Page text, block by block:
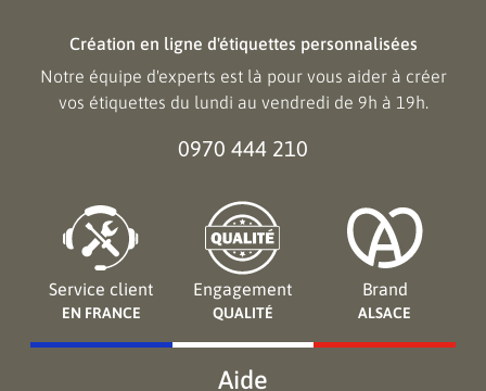
Création en ligne d'étiquettes personnalisées
Notre équipe d'experts est là pour vous aider à créer
vos étiquettes du lundi au vendredi de 9h à 19h.
0970 444 210
Service client
EN FRANCE
Engagement
QUALITÉ
Brand
ALSACE
Aide